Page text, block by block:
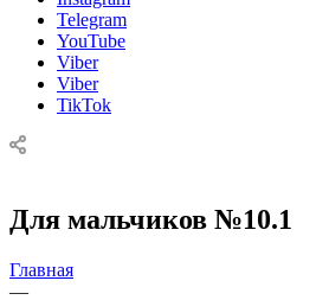
Telegram
YouTube
Viber
Viber
TikTok
Для мальчиков №10.1
Главная
—